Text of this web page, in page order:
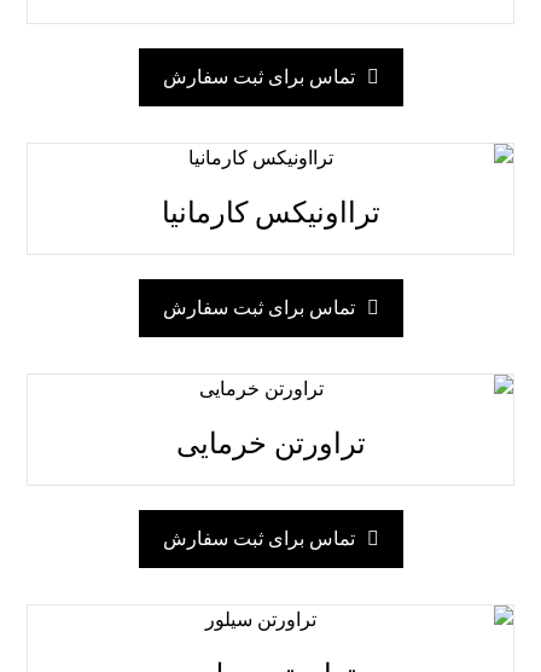
تماس برای ثبت سفارش
ترااونیکس کارمانیا
تماس برای ثبت سفارش
تراورتن خرمایی
تماس برای ثبت سفارش